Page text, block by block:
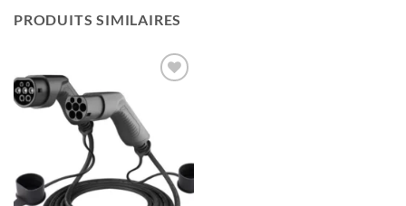
PRODUITS SIMILAIRES
à la liste
souhaits